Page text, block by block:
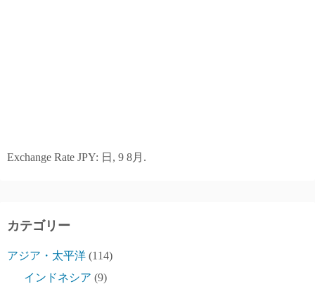
Exchange Rate JPY: 日, 9 8月.
カテゴリー
アジア・太平洋 (114)
インドネシア (9)